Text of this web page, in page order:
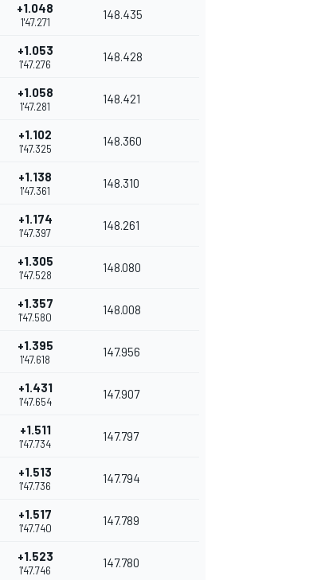
+1.048
1'47.271
148.435
+1.053
1'47.276
148.428
+1.058
1'47.281
148.421
+1.102
1'47.325
148.360
+1.138
1'47.361
148.310
+1.174
1'47.397
148.261
+1.305
1'47.528
148.080
+1.357
1'47.580
148.008
+1.395
1'47.618
147.956
+1.431
1'47.654
147.907
+1.511
1'47.734
147.797
+1.513
1'47.736
147.794
+1.517
1'47.740
147.789
+1.523
1'47.746
147.780